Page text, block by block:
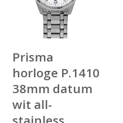
Prisma
horloge P.1410
38mm datum
wit all-